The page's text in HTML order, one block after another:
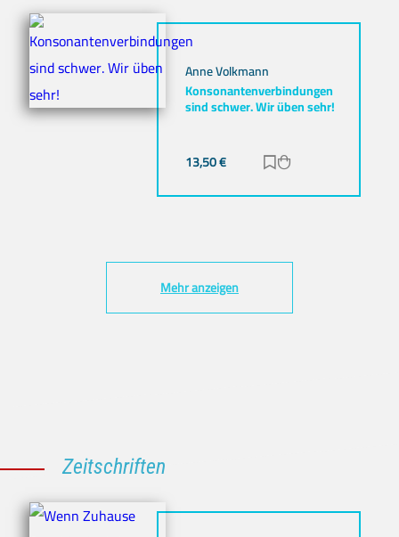
Anne Volkmann
Konsonantenverbindungen
sind schwer. Wir üben sehr!
13,50€ Zur Merkliste
Mehr anzeigen
Zeitschriften